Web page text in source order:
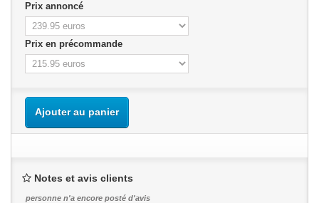
Prix annoncé
Prix en précommande
Ajouter au panier
Notes et avis clients
personne n'a encore posté d'avis